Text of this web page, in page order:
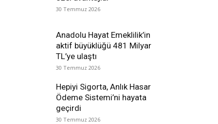
30 Temmuz 2026
Anadolu Hayat Emeklilik’in
aktif büyüklüğü 481 Milyar
TL’ye ulaştı
30 Temmuz 2026
Hepiyi Sigorta, Anlık Hasar
Ödeme Sistemi’ni hayata
geçirdi
30 Temmuz 2026